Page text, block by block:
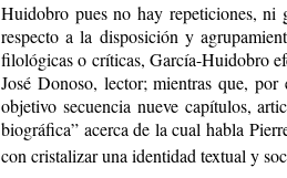
Huidobro pues no hay repeticiones, ni
respecto a la disposición y
filológicas o críticas, García-Huidobro
José Donoso, lector; mientras que,
objetivo secuencia nueve capítulos,
biográfica” acerca de la cual habla
con cristalizar una identidad textual y